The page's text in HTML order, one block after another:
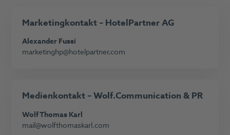
Marketingkontakt – HotelPartner AG
Alexander Fussi
marketinghp@hotelpartner.com
Medienkontakt – Wolf.Communication & PR
Wolf Thomas Karl
mail@wolfthomaskarl.com